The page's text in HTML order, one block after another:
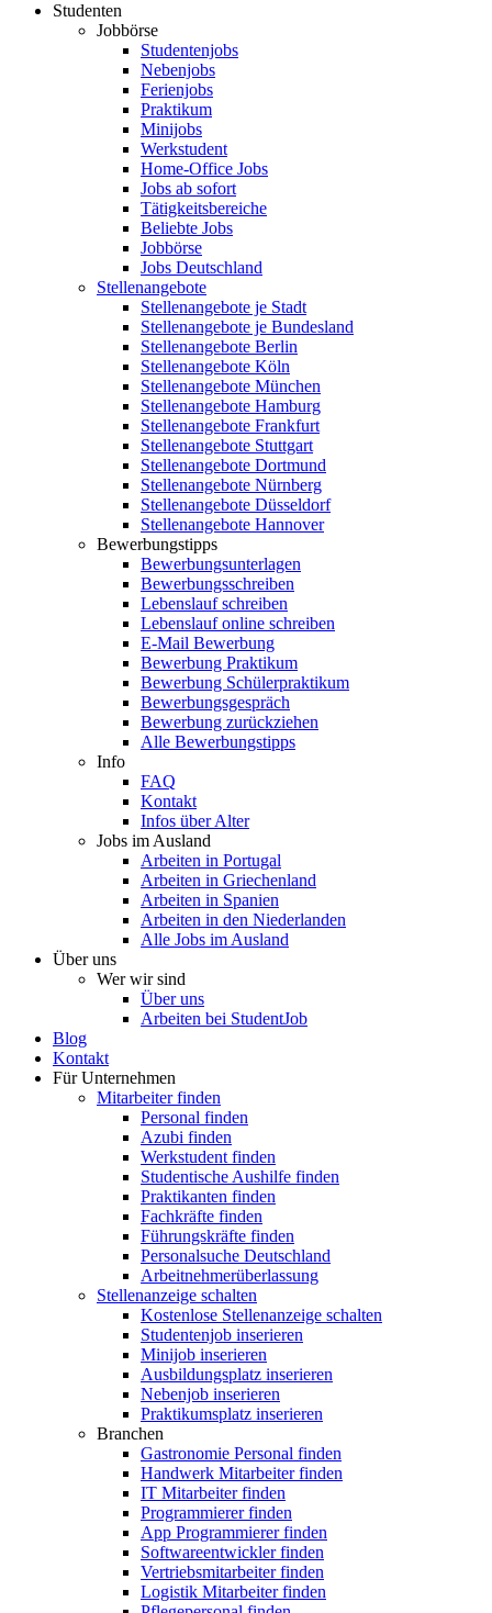
Studenten
Jobbörse
Studentenjobs
Nebenjobs
Ferienjobs
Praktikum
Minijobs
Werkstudent
Home-Office Jobs
Jobs ab sofort
Tätigkeitsbereiche
Beliebte Jobs
Jobbörse
Jobs Deutschland
Stellenangebote
Stellenangebote je Stadt
Stellenangebote je Bundesland
Stellenangebote Berlin
Stellenangebote Köln
Stellenangebote München
Stellenangebote Hamburg
Stellenangebote Frankfurt
Stellenangebote Stuttgart
Stellenangebote Dortmund
Stellenangebote Nürnberg
Stellenangebote Düsseldorf
Stellenangebote Hannover
Bewerbungstipps
Bewerbungsunterlagen
Bewerbungsschreiben
Lebenslauf schreiben
Lebenslauf online schreiben
E-Mail Bewerbung
Bewerbung Praktikum
Bewerbung Schülerpraktikum
Bewerbungsgespräch
Bewerbung zurückziehen
Alle Bewerbungstipps
Info
FAQ
Kontakt
Infos über Alter
Jobs im Ausland
Arbeiten in Portugal
Arbeiten in Griechenland
Arbeiten in Spanien
Arbeiten in den Niederlanden
Alle Jobs im Ausland
Über uns
Wer wir sind
Über uns
Arbeiten bei StudentJob
Blog
Kontakt
Für Unternehmen
Mitarbeiter finden
Personal finden
Azubi finden
Werkstudent finden
Studentische Aushilfe finden
Praktikanten finden
Fachkräfte finden
Führungskräfte finden
Personalsuche Deutschland
Arbeitnehmerüberlassung
Stellenanzeige schalten
Kostenlose Stellenanzeige schalten
Studentenjob inserieren
Minijob inserieren
Ausbildungsplatz inserieren
Nebenjob inserieren
Praktikumsplatz inserieren
Branchen
Gastronomie Personal finden
Handwerk Mitarbeiter finden
IT Mitarbeiter finden
Programmierer finden
App Programmierer finden
Softwareentwickler finden
Vertriebsmitarbeiter finden
Logistik Mitarbeiter finden